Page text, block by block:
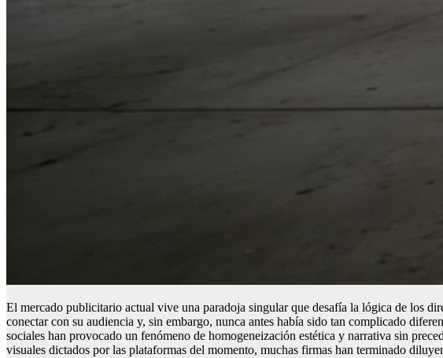
El mercado publicitario actual vive una paradoja singular que desafía la lógica de los
conectar con su audiencia y, sin embargo, nunca antes había sido tan complicado
sociales han provocado un fenómeno de homogeneización estética y narrativa sin
visuales dictados por las plataformas del momento, muchas firmas han terminado